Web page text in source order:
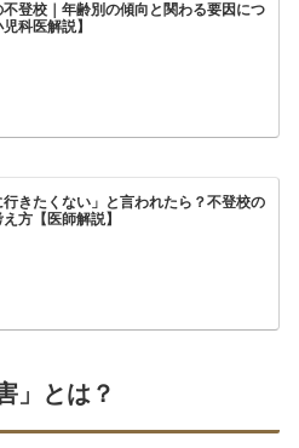
不登校｜年齢別の傾向と関わる要因につ
科医解説】
行きたくない」と言われたら？不登校の
方【医師解説】
」とは？